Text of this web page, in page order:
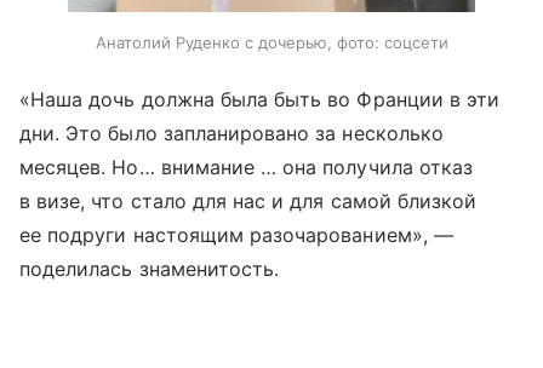
Анатолий Руденко с дочерью, фото: соцсети
«Наша дочь должна была быть во Франции в эти
дни. Это было запланировано за несколько
месяцев. Но… внимание … она получила отказ
в визе, что стало для нас и для самой близкой
ее подруги настоящим разочарованием», —
поделилась знаменитость.